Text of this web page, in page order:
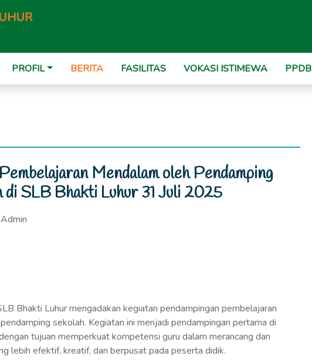
PROFIL BERITA FASILITAS VOKASI ISTIMEWA PPDB
Mendalam oleh Pendamping
di SLB Bhakti Luhur 31 Juli 2025
Admin
Bhakti Luhur mengadakan kegiatan pendampingan pembelajaran
sekolah. Kegiatan ini menjadi pendampingan pertama di
tujuan memperkuat kompetensi guru dalam merancang dan
lebih efektif, kreatif, dan berpusat pada peserta didik.